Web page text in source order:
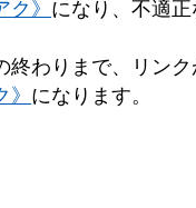
ク》 になり、不適正
わりまで、リンク
になります。